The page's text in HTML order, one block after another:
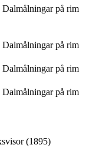
på rim
på rim
på rim
på rim
(1895)